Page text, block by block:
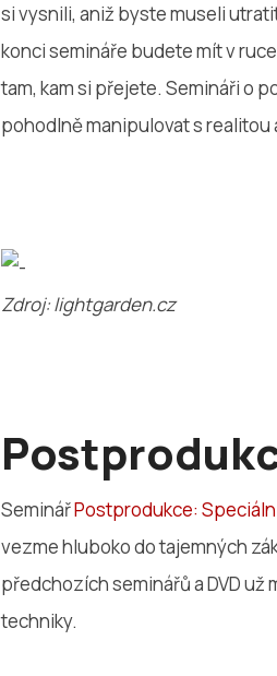
si vysnili, aniž byste museli
konci semináře budete mít v
tam, kam si přejete. Semináři o
pohodlně manipulovat s realitou
Zdroj: lightgarden.cz
SeminářPostprodukce:
vezme hluboko do tajemných
předchozích seminářů a DVD
techniky.